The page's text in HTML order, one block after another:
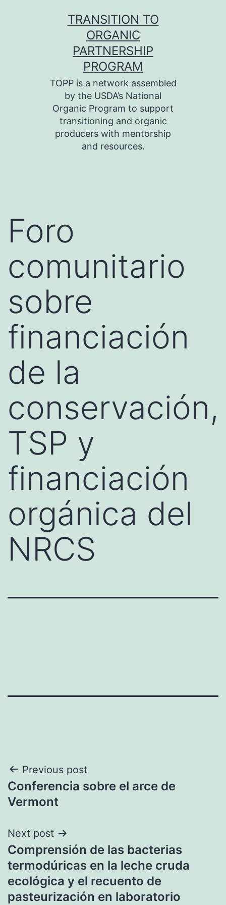
TRANSITION TO
ORGANIC
PARTNERSHIP
PROGRAM
TOPP is a network assembled
by the USDA’s National
Organic Program to support
transitioning and organic
producers with mentorship
and resources.
Foro
comunitario
sobre
financiación
de la
conservación,
TSP y
financiación
orgánica del
NRCS
Navegación
de
Previous post
Conferencia sobre el arce de
Vermont
Next post
Comprensión de las bacterias
termodúricas en la leche cruda
ecológica y el recuento de
pasteurización en laboratorio